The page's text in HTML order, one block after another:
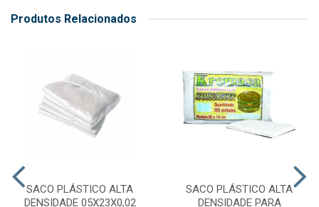
Produtos Relacionados
SACO PLÁSTICO ALTA
DENSIDADE 05X23X0,02
SACO PLÁSTICO ALTA
DENSIDADE PARA